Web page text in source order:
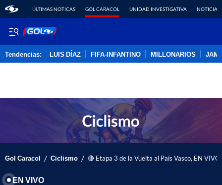
ÚLTIMAS NOTICAS GOL CARACOL UNIDAD INVESTIGATIVA NOTICIAS
Tendencias: LUIS DÍAZ FIFA-INFANTINO MILLONARIOS
Gol Caracol / Ciclismo / 🔴 Etapa 3 de la Vuelta al País Vasco, EN
EN VIVO